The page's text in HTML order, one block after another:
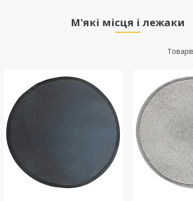
М'які місця і лежаки